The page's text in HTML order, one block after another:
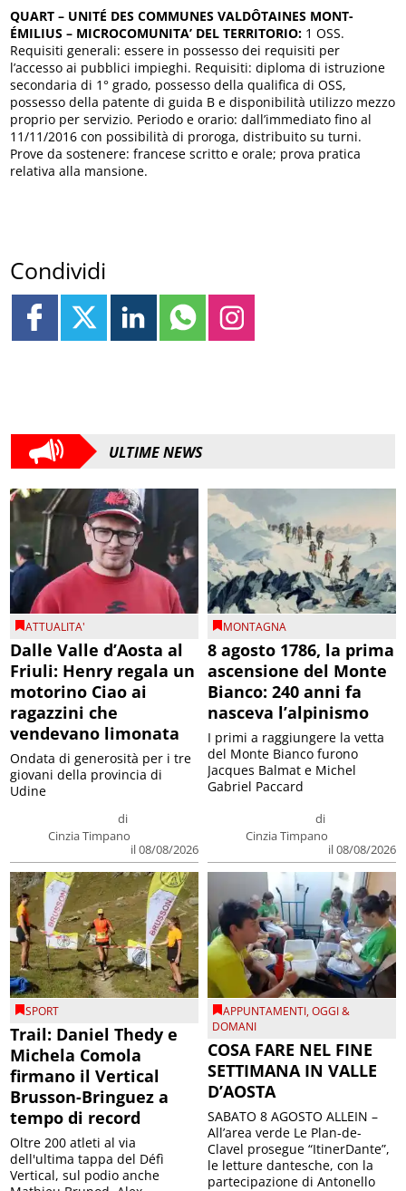
QUART – UNITÉ DES COMMUNES VALDÔTAINES MONT-
ÉMILIUS – MICROCOMUNITA’ DEL TERRITORIO: 1 OSS.
Requisiti generali: essere in possesso dei requisiti per
l’accesso ai pubblici impieghi. Requisiti: diploma di istruzione
secondaria di 1° grado, possesso della qualifica di OSS,
possesso della patente di guida B e disponibilità utilizzo mezzo
proprio per servizio. Periodo e orario: dall’immediato fino al
11/11/2016 con possibilità di proroga, distribuito su turni.
Prove da sostenere: francese scritto e orale; prova pratica
relativa alla mansione.
Condividi
ULTIME NEWS
ATTUALITA'
Dalle Valle d’Aosta al
Friuli: Henry regala un
motorino Ciao ai
ragazzini che
vendevano limonata
di
Cinzia Timpano
il 08/08/2026
Ondata di generosità per i tre
giovani della provincia di
Udine
MONTAGNA
8 agosto 1786, la prima
ascensione del Monte
Bianco: 240 anni fa
nasceva l’alpinismo
di
Cinzia Timpano
il 08/08/2026
I primi a raggiungere la vetta
del Monte Bianco furono
Jacques Balmat e Michel
Gabriel Paccard
SPORT
Trail: Daniel Thedy e
Michela Comola
firmano il Vertical
Brusson-Bringuez a
tempo di record
Oltre 200 atleti al via
dell'ultima tappa del Défì
Vertical, sul podio anche
APPUNTAMENTI,OGGI &
DOMANI
COSA FARE NEL FINE
SETTIMANA IN VALLE
D’AOSTA
SABATO 8 AGOSTO ALLEIN –
All’area verde Le Plan-de-
Clavel prosegue “ItinerDante”,
le letture dantesche, con la
partecipazione di Antonello